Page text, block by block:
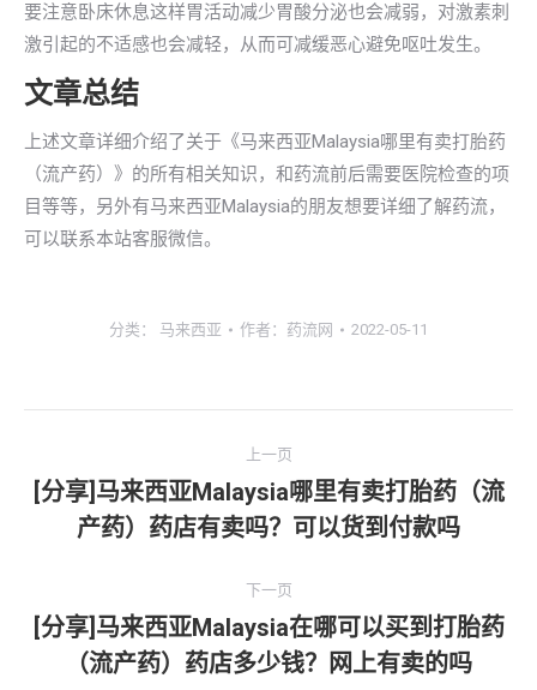
要注意卧床休息这样胃活动减少胃酸分泌也会减弱，对激素刺
激引起的不适感也会减轻，从而可减缓恶心避免呕吐发生。
文章总结
上述文章详细介绍了关于《马来西亚Malaysia哪里有卖打胎药
（流产药）》的所有相关知识，和药流前后需要医院检查的项
目等等，另外有马来西亚Malaysia的朋友想要详细了解药流，
可以联系本站客服微信。
分类： 马来西亚 作者： 药流网 2022-05-11
章
上一页
一
[分享]马来西亚Malaysia哪里有卖打胎药（流
产药）药店有卖吗？可以货到付款吗
下一页
一
[分享]马来西亚Malaysia在哪可以买到打胎药
（流产药）药店多少钱？网上有卖的吗